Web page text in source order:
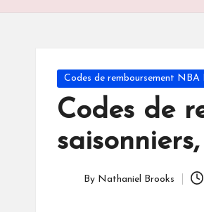
Posted
Codes de remboursement NBA
Codes de
By Nathaniel Brooks